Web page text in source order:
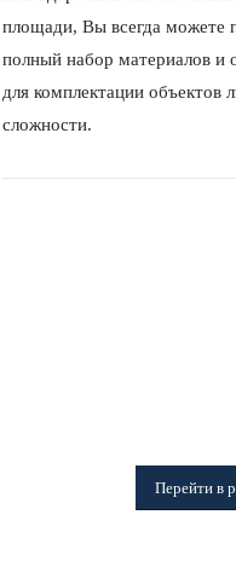
площади, Вы всегда можете
полный набор материалов и
для комплектации объектов
сложности.
Перейти в